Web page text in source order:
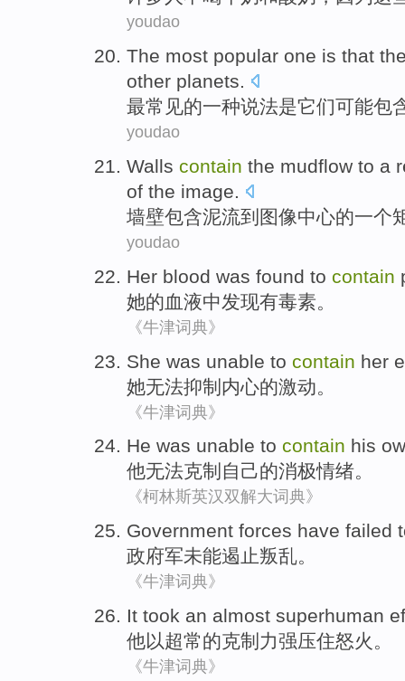
youdao
The most popular one is that
other planets.
最常见的一种说法是它们可能包
youdao
Walls contain the mudflow to a
of the image.
墙壁包含泥流到 图像中心的一个
youdao
Her blood was found to contain
她的血液中发现有毒素。
《牛津词典》
She was unable to contain her
她无法抑制内心的激动。
《牛津词典》
He was unable to contain his
他无法克制 自己的消极情绪。
《柯林斯英汉双解大词典》
Government forces have failed
政府军未能遏止叛乱。
《牛津词典》
It took an almost superhuman
他以超常的克制力强压住怒火 。
《牛津词典》